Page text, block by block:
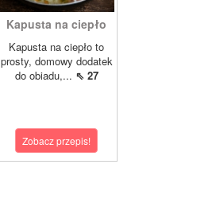
Kapusta na ciepło
Kapusta na ciepło to
prosty, domowy dodatek
do obiadu,... ⇖ 27
Zobacz przepis!